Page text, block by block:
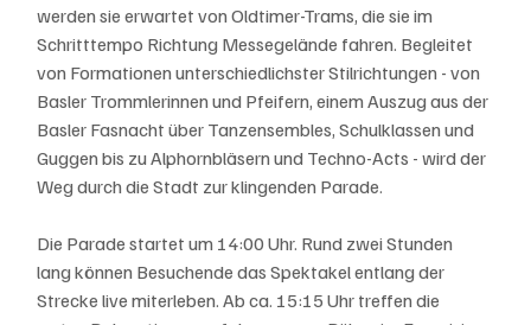
werden sie erwartet von Oldtimer-Trams, die sie im
Schritttempo Richtung Messegelände fahren. Begleitet
von Formationen unterschiedlichster Stilrichtungen - von
Basler Trommlerinnen und Pfeifern, einem Auszug aus der
Basler Fasnacht über Tanzensembles, Schulklassen und
Guggen bis zu Alphornbläsern und Techno-Acts - wird der
Weg durch die Stadt zur klingenden Parade.
Die Parade startet um 14:00 Uhr. Rund zwei Stunden
lang können Besuchende das Spektakel entlang der
Strecke live miterleben. Ab ca. 15:15 Uhr treffen die